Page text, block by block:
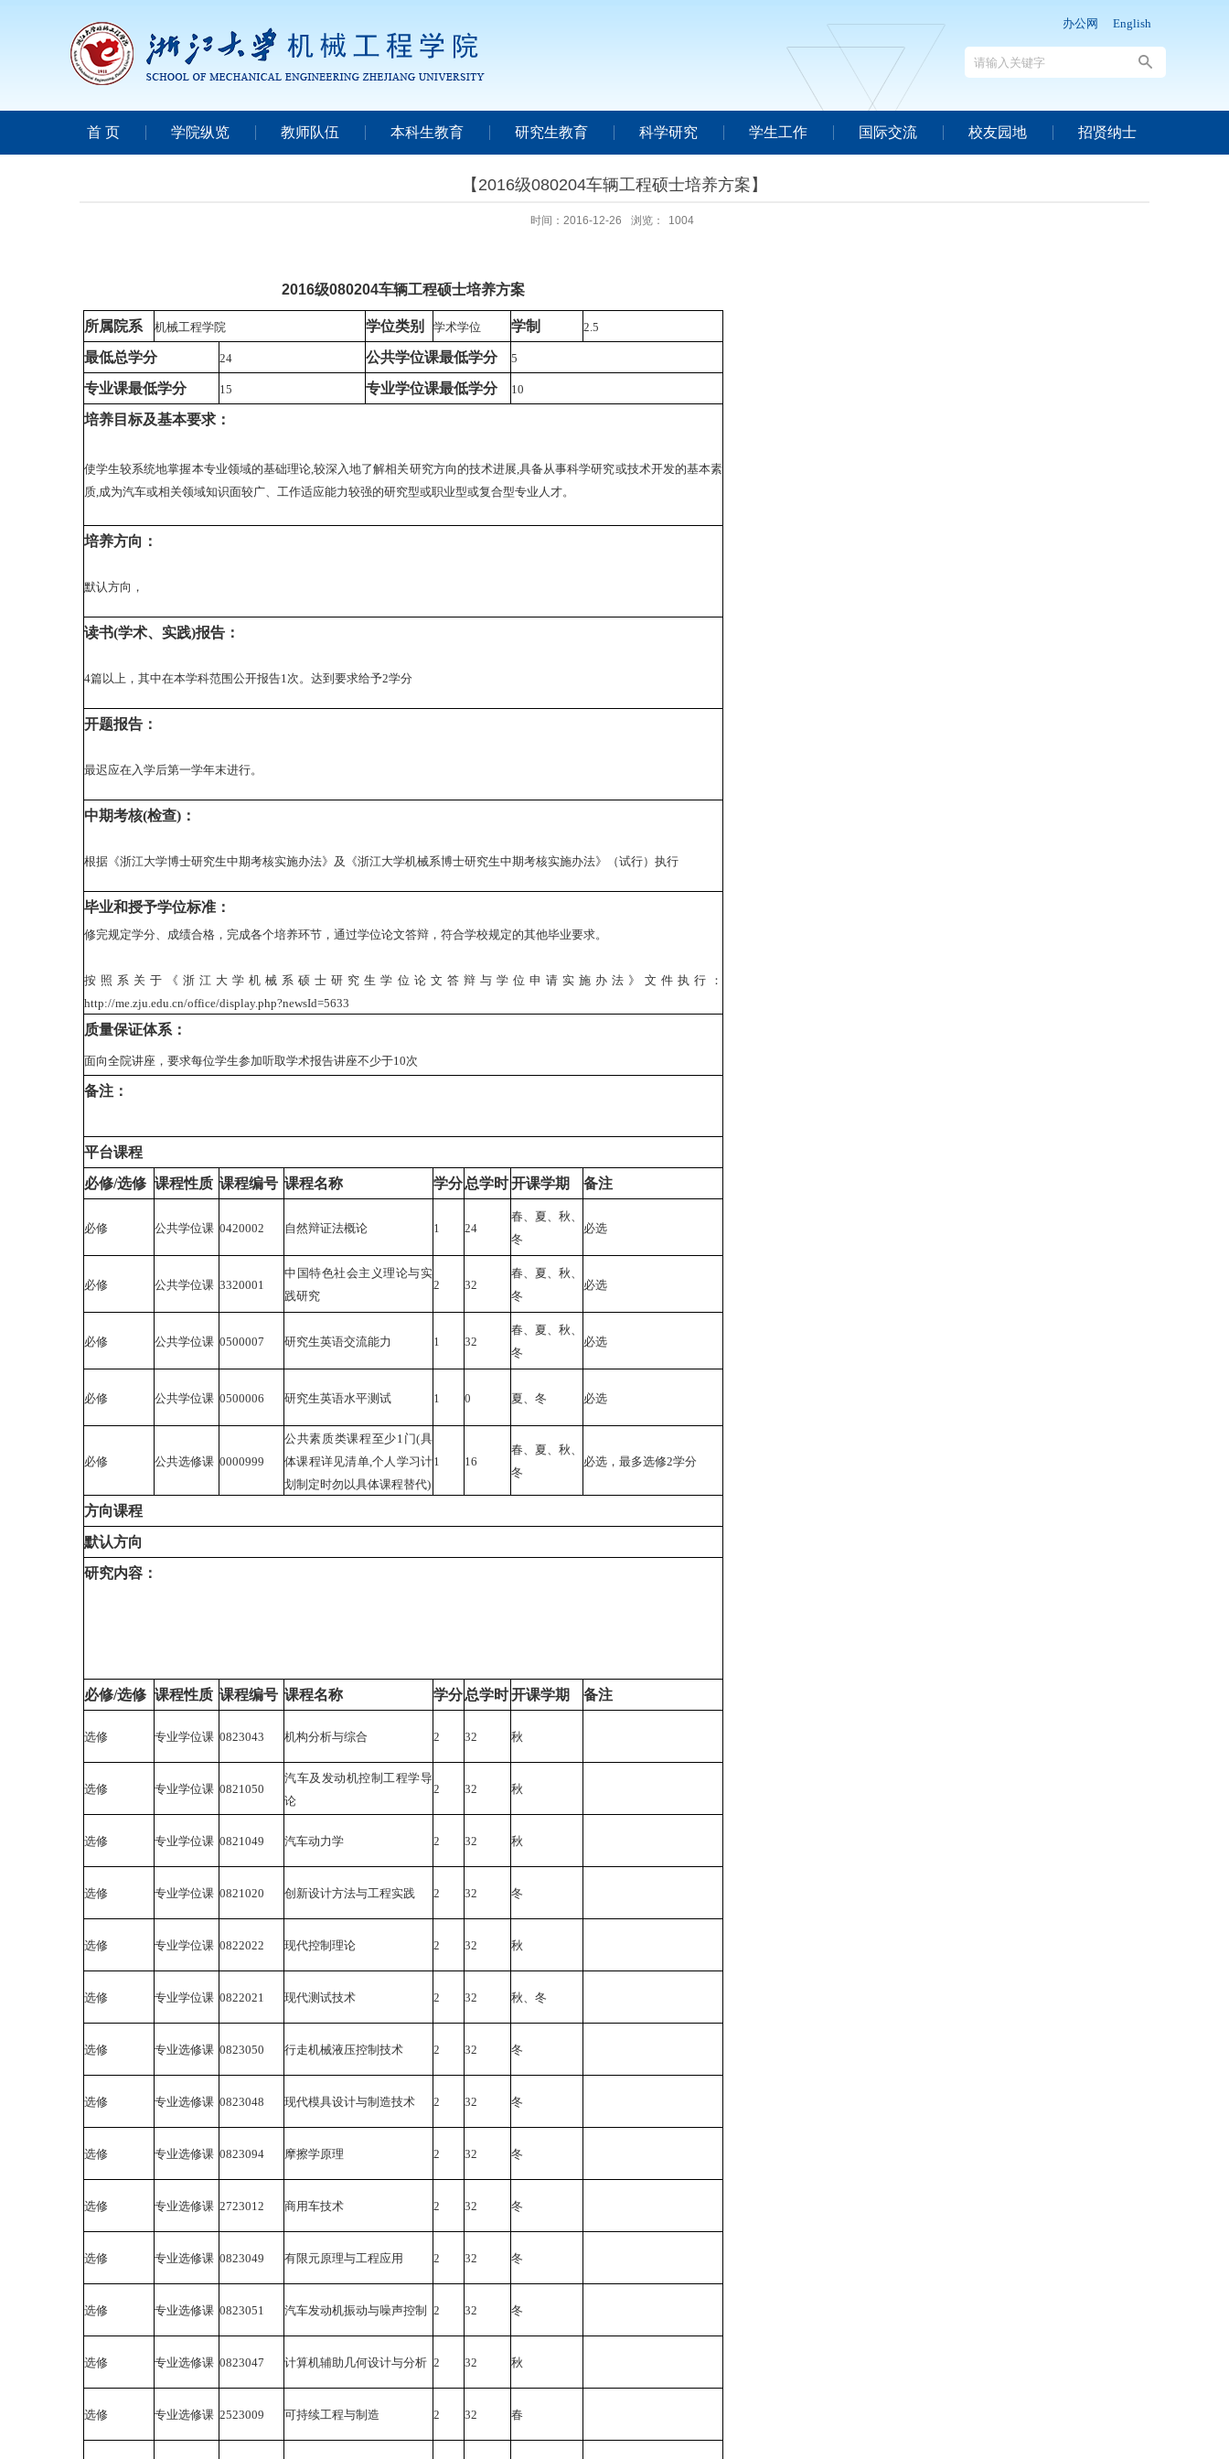
办公网 English
首 页 学院纵览 教师队伍 本科生教育 研究生教育 科学研究 学生工作 国际交流 校友园地 招贤纳士
【2016级080204车辆工程硕士培养方案】
时间：2016-12-26 浏览： 1004
2016级080204车辆工程硕士培养方案
所属院系 机械工程学院 学位类别 学术学位 学制 2.5
最低总学分 24 公共学位课最低学分 5
专业课最低学分 15 专业学位课最低学分 10
培养目标及基本要求：
使学生较系统地掌握本专业领域的基础理论,较深入地了解相关研究方向的技术进展,具备从事科学研究或技术开发的基本素
质,成为汽车或相关领域知识面较广、工作适应能力较强的研究型或职业型或复合型专业人才。
培养方向：
默认方向，
读书(学术、实践)报告：
4篇以上，其中在本学科范围公开报告1次。达到要求给予2学分
开题报告：
最迟应在入学后第一学年末进行。
中期考核(检查)：
根据《浙江大学博士研究生中期考核实施办法》及《浙江大学机械系博士研究生中期考核实施办法》（试行）执行
毕业和授予学位标准：
修完规定学分、成绩合格，完成各个培养环节，通过学位论文答辩，符合学校规定的其他毕业要求。
按照系关于《浙江大学机械系硕士研究生学位论文答辩与学位申请实施办法》文件执行：
http://me.zju.edu.cn/office/display.php?newsId=5633
质量保证体系：
面向全院讲座，要求每位学生参加听取学术报告讲座不少于10次
备注：
平台课程
必修/选修 课程性质 课程编号 课程名称 学分总学时开课学期 备注
必修 公共学位课 0420002 自然辩证法概论 1 24
春、夏、秋、
冬
必选
必修 公共学位课 3320001
中国特色社会主义理论与实
践研究
2 32
春、夏、秋、
冬
必选
必修 公共学位课 0500007 研究生英语交流能力 1 32
春、夏、秋、
冬
必选
必修 公共学位课 0500006 研究生英语水平测试 1 0 夏、冬 必选
必修 公共选修课 0000999
公共素质类课程至少1门(具
体课程详见清单,个人学习计
划制定时勿以具体课程替代)
1 16
春、夏、秋、
冬
必选，最多选修2学分
方向课程
默认方向
研究内容：
必修/选修 课程性质 课程编号 课程名称 学分总学时开课学期 备注
选修 专业学位课 0823043 机构分析与综合 2 32 秋
选修 专业学位课 0821050
汽车及发动机控制工程学导
论
2 32 秋
选修 专业学位课 0821049 汽车动力学 2 32 秋
选修 专业学位课 0821020 创新设计方法与工程实践 2 32 冬
选修 专业学位课 0822022 现代控制理论 2 32 秋
选修 专业学位课 0822021 现代测试技术 2 32 秋、冬
选修 专业选修课 0823050 行走机械液压控制技术 2 32 冬
选修 专业选修课 0823048 现代模具设计与制造技术 2 32 冬
选修 专业选修课 0823094 摩擦学原理 2 32 冬
选修 专业选修课 2723012 商用车技术 2 32 冬
选修 专业选修课 0823049 有限元原理与工程应用 2 32 冬
选修 专业选修课 0823051 汽车发动机振动与噪声控制 2 32 冬
选修 专业选修课 0823047 计算机辅助几何设计与分析 2 32 秋
选修 专业选修课 2523009 可持续工程与制造 2 32 春